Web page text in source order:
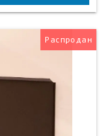
Распродан